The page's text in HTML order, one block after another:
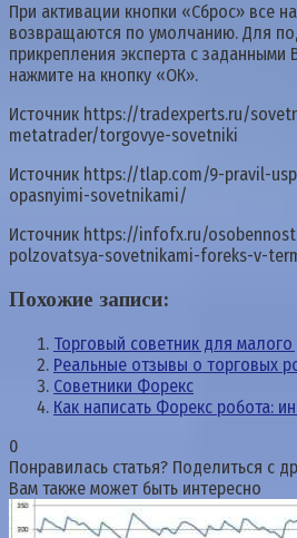
При активации кнопки «Сброс» все
возвращаются по умолчанию. Для
прикрепления эксперта с заданными
нажмите на кнопку «ОК».
Источник https://tradexperts.ru/
metatrader/torgovye-sovetniki
Источник https://tlap.com/9-pravil-
opasnyimi-sovetnikami/
Источник https://infofx.ru/
polzovatsya-sovetnikami-foreks-v-
Похожие записи:
Торговый советник для малого
Реальные отзывы о торговых
Советники Форекс
Как написать Форекс робота:
0
Понравилась статья? Поделиться с
Вам также может быть интересно